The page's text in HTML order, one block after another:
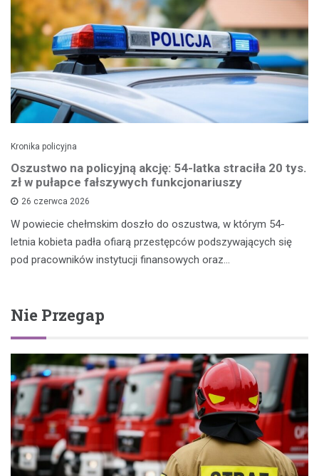
Kronika policyjna
Oszustwo na policyjną akcję: 54-latka straciła 20 tys.
zł w pułapce fałszywych funkcjonariuszy
26 czerwca 2026
W powiecie chełmskim doszło do oszustwa, w którym 54-
letnia kobieta padła ofiarą przestępców podszywających się
pod pracowników instytucji finansowych oraz…
Nie Przegap